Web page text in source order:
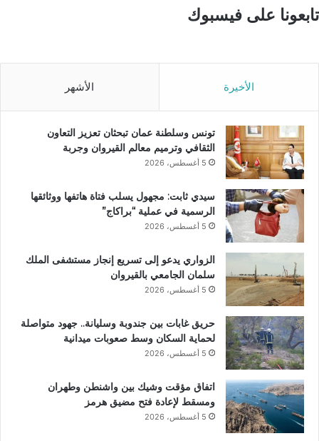
تابعونا على فيسبوك
الأخيرة الأشهر
تونس وسلطنة عمان تبحثان تعزيز التعاون
الثقافي وترميم معالم القيروان وجربة
5 أغسطس، 2026
سيدي ثابت: مجهول يسلب فتاة هاتفها ووثائقها
الرسمية في عملية “براكاج”
5 أغسطس، 2026
الزواري يدعو إلى تسريع إنجاز مستشفى الملك
سلمان الجامعي بالقيروان
5 أغسطس، 2026
حريق غابات بين جندوبة وسليانة.. جهود متواصلة
لحماية السكان وسط صعوبات ميدانية
5 أغسطس، 2026
اتفاق مؤقت وشيك بين واشنطن وطهران
ومسقط لإعادة فتح مضيق هرمز
5 أغسطس، 2026